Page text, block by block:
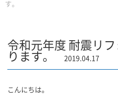
す。
令和元年度 耐震リ
ります。
2019.04.17
こんにちは。